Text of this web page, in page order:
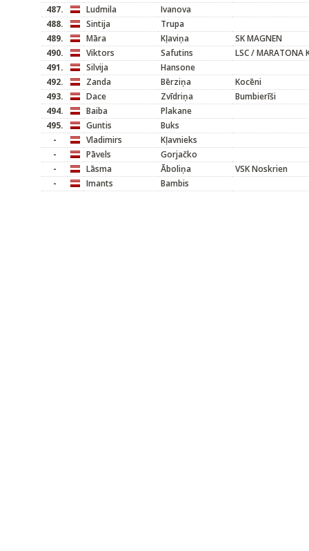
487.
Ludmila
Ivanova
488.
Sintija
Trupa
489.
Māra Kļaviņa
SK MAGNEN
490.
Viktors Safutins
LSC / MARATONA
491.
Silvija
Hansone
492.
Zanda Bērziņa
Kocēni
493.
Dace Zvīdriņa
Bumbierīši
494.
Baiba
Plakane
495.
Guntis
Buks
-
Vladimirs
Kļavnieks
-
Pāvels
Gorjačko
-
Lāsma Āboliņa
VSK Noskrien
-
Imants Bambis